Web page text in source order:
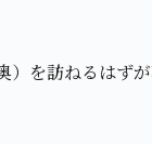
を訪ねるはず